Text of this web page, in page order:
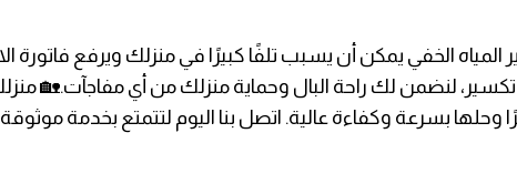
الخفي يمكن أن يسبب تلفًا كبيرًا في منزلك ويرفع
لنضمن لك راحة البال وحماية منزلك من أي مفاجآت.🏡
بسرعة وكفاءة عالية. اتصل بنا اليوم لتتمتع بخدمة